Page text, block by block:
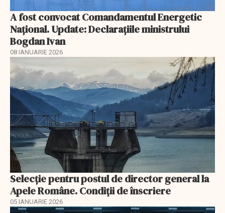
A fost convocat Comandamentul Energetic
Naţional. Update: Declaraţiile ministrului
Bogdan Ivan
08 IANUARIE 2026
Selecţie pentru postul de director general la
Apele Române. Condiţii de înscriere
05 IANUARIE 2026